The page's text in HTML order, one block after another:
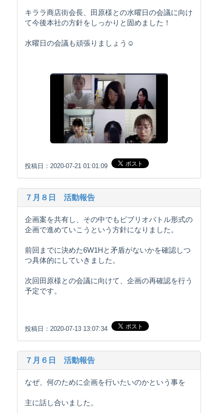
キララ商店街会長、田原様との水曜日の会議に向け
て今後本社の方針をしっかりと固めました！
水曜日の会議も頑張りましょう☺️
投稿日：2020-07-21 01:01:09
７月８日 活動報告
企画案を共有し、その中でもビブリオバトル形式の
企画で進めていこうという方針になりました。
前回までに決めた6W1Hと矛盾がないかを確認しつ
つ具体的にしていきました。
次回田原様との会議に向けて、企画の再確認を行う
予定です。
投稿日：2020-07-13 13:07:34
７月６日 活動報告
なぜ、何のために企画を行いたいのかという事を
主に話し合いました。